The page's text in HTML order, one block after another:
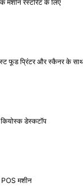
मशीन रेस्टोरेंट के लिए
फूड प्रिंटर और स्कैनर के
डेस्कटॉप
मशीन